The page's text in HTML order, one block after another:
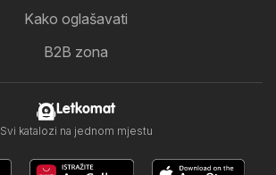
Kako oglašavati
B2B zona
Letkomat
Svi katalozi na jednom mjestu